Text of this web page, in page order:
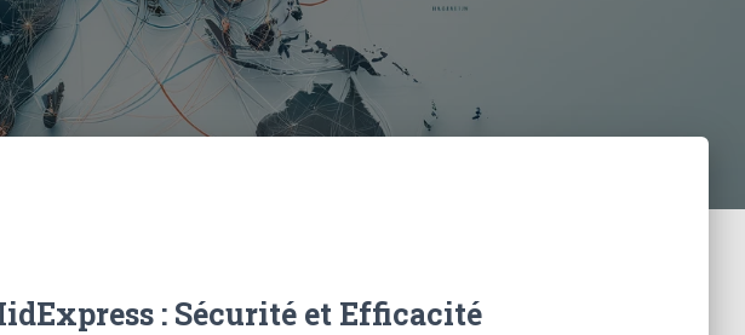
: Sécurité et Efficacité